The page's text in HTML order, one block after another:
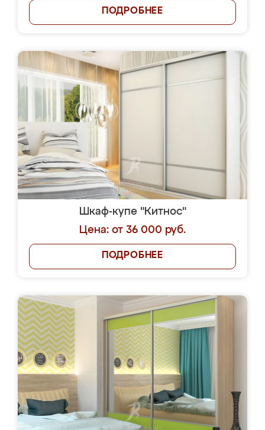
ПОДРОБНЕЕ
Шкаф-купе "Китнос"
Цена: от 36 000 руб.
ПОДРОБНЕЕ